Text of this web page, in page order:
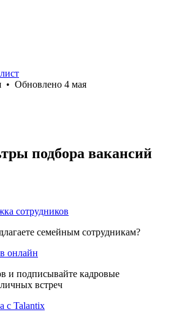
• Обновлено 4 мая
подбора вакансий
сотрудников
семейным сотрудникам?
онлайн
и подписывайте кадровые
встреч
с Talantix